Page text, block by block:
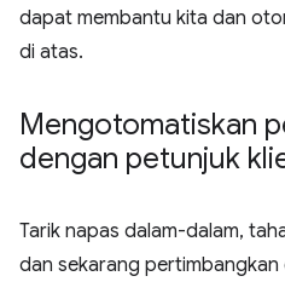
dapat membantu kita dan
di atas.
Mengotomatiskan
dengan petunjuk
Tarik napas dalam-dalam,
dan sekarang